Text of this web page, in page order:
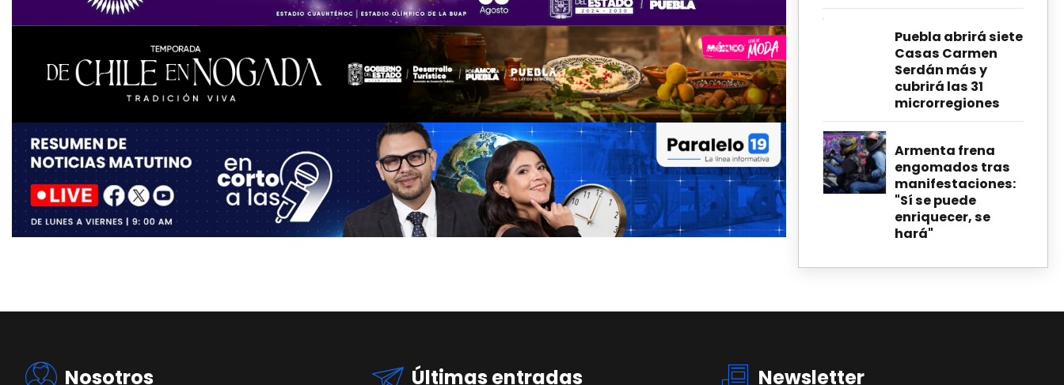
Puebla abrirá siete
Casas Carmen
Serdán más y
cubrirá las 31
microrregiones
Armenta frena
engomados tras
manifestaciones:
"Sí se puede
enriquecer, se
hará"
Nosotros Últimas entradas Newsletter